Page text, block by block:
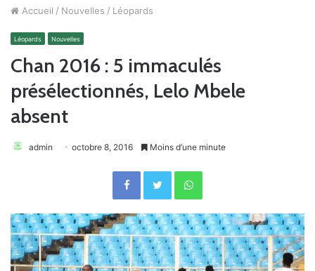
Accueil / Nouvelles / Léopards
Léopards Nouvelles
Chan 2016 : 5 immaculés
présélectionnés, Lelo Mbele
absent
admin octobre 8, 2016 Moins d’une minute
FacebookTwitterWhatsApp